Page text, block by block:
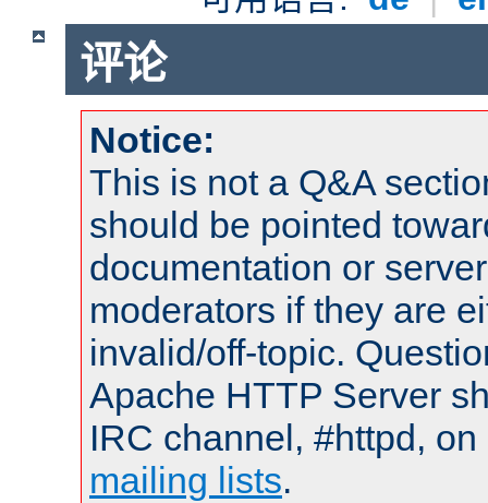
评论
Notice:
This is not a Q&A
should be pointed
documentation or
moderators if they are
invalid/off-topic.
Apache HTTP Server
IRC channel, #httpd,
mailing lists.